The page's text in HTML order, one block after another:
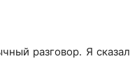
разговор. Я сказал